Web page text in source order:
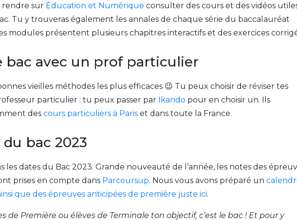
rendre sur Éducation et Numérique consulter des cours et des vidéos
Tu y trouveras également les annales de chaque série du baccalauréat
modules présentent plusieurs chapitres interactifs et des exercices
bac avec un prof particulier
vieilles méthodes les plus efficaces 😉 Tu peux choisir de réviser tes
particulier : tu peux passer par Ikando pour en choisir un. Ils
descours particuliers à Paris et dans toute la France.
du bac 2023
les dates du Bac 2023. Grande nouveauté de l’année, les notes des
prises en compte dans Parcoursup. Nous vous avons préparé un
que des épreuves anticipées de première juste ici.
de Première ou élèves de Terminale ton objectif, c’est le bac ! Et pour y